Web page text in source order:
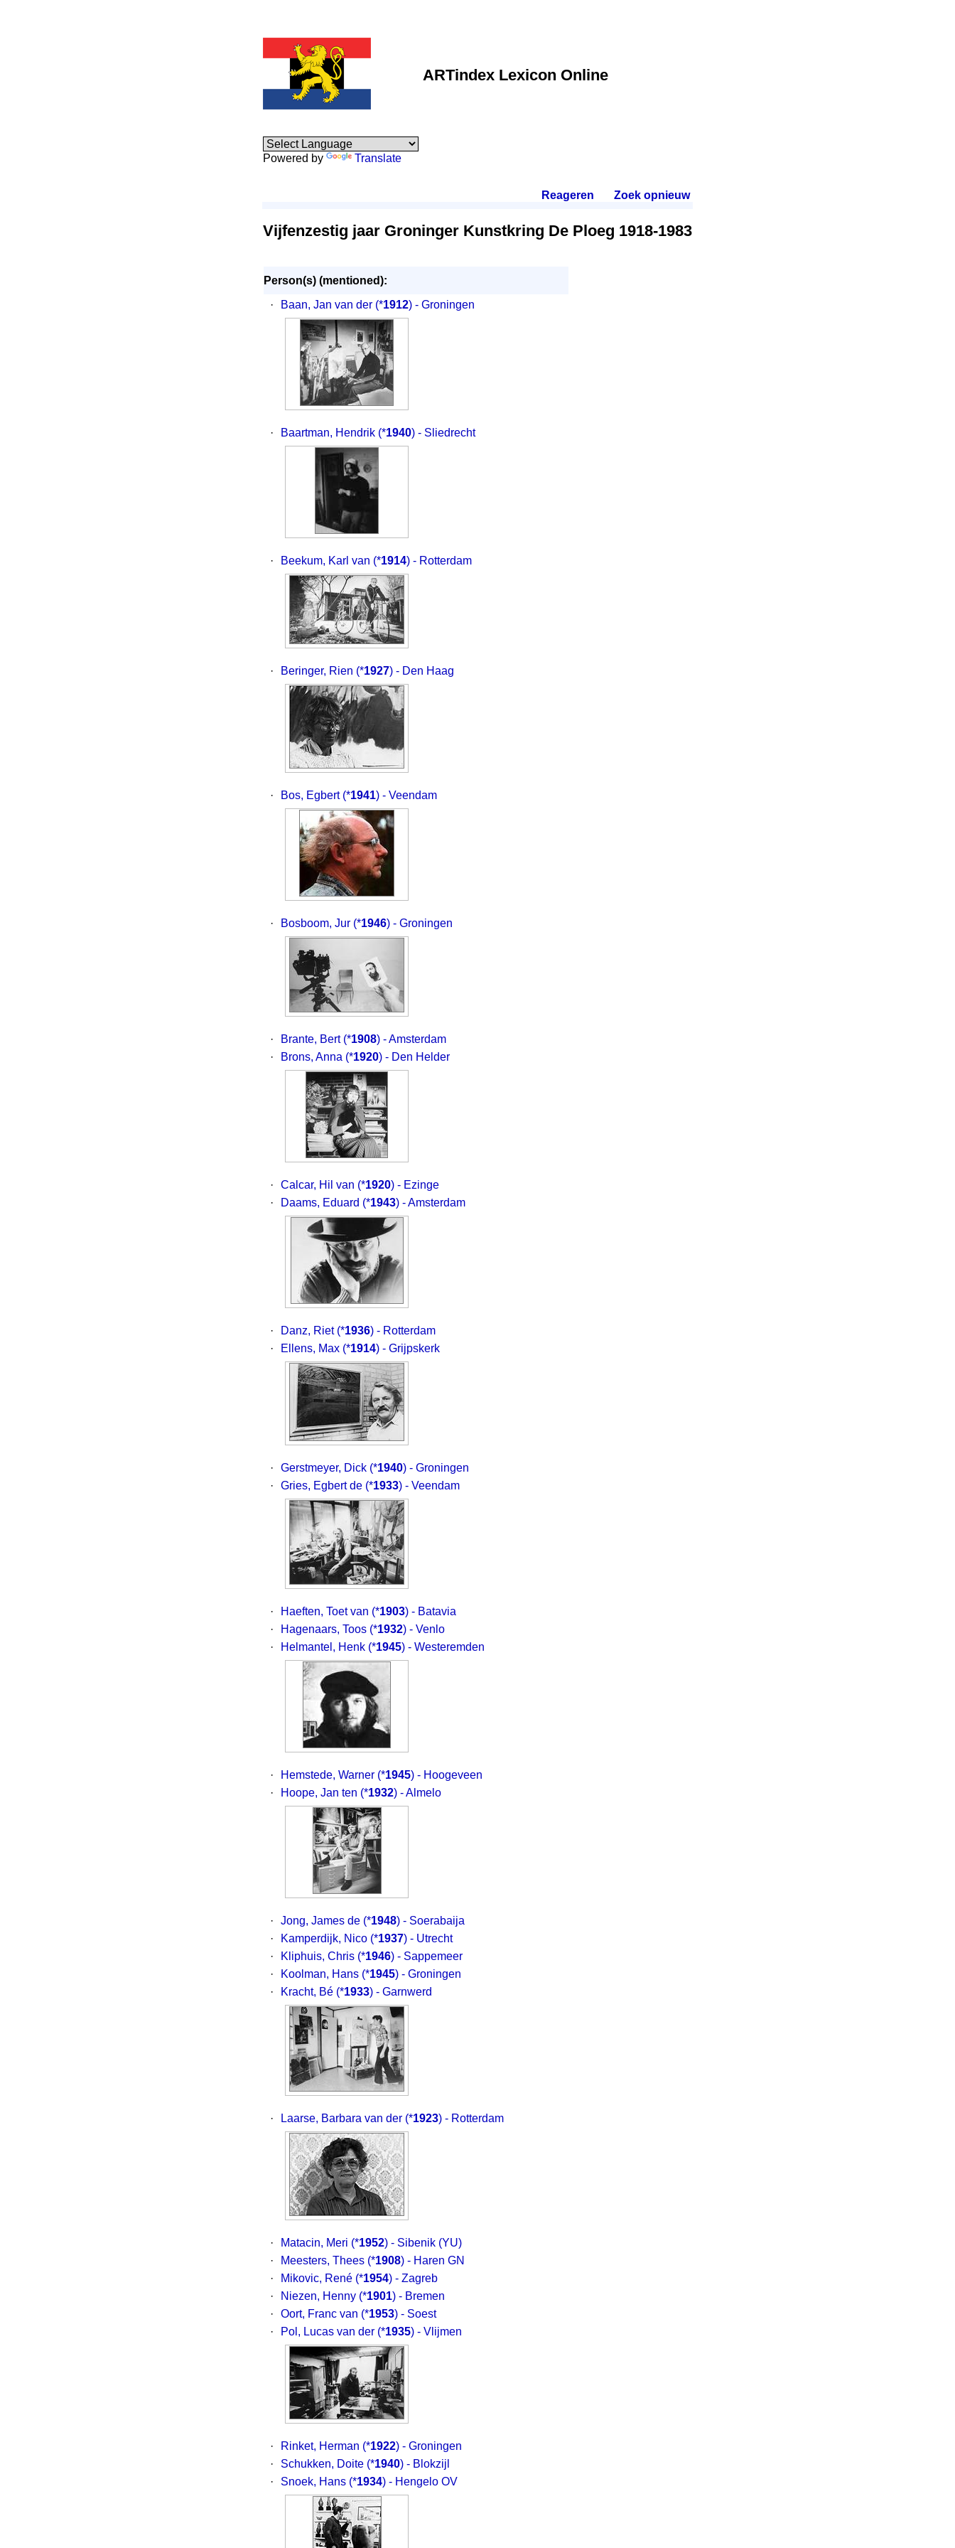
ARTindex Lexicon Online
Powered by Translate
Reageren Zoek opnieuw.
Vijfenzestig jaar Groninger Kunstkring De Ploeg 1918-1983
Person(s) (mentioned):
·
Baan, Jan van der (*1912) - Groningen
· Baartman, Hendrik (*1940) - Sliedrecht
· Beekum, Karl van (*1914) - Rotterdam
· Beringer, Rien (*1927) - Den Haag
· Bos, Egbert (*1941) - Veendam
· Bosboom, Jur (*1946) - Groningen
· Brante, Bert (*1908) - Amsterdam
·
Brons, Anna (*1920) - Den Helder
· Calcar, Hil van (*1920) - Ezinge
·
Daams, Eduard (*1943) - Amsterdam
· Danz, Riet (*1936) - Rotterdam
·
Ellens, Max (*1914) - Grijpskerk
· Gerstmeyer, Dick (*1940) - Groningen
·
Gries, Egbert de (*1933) - Veendam
· Haeften, Toet van (*1903) - Batavia
·
Hagenaars, Toos (*1932) - Venlo
·
Helmantel, Henk (*1945) - Westeremden
· Hemstede, Warner (*1945) - Hoogeveen
·
Hoope, Jan ten (*1932) - Almelo
· Jong, James de (*1948) - Soerabaija
·
Kamperdijk, Nico (*1937) - Utrecht
·
Kliphuis, Chris (*1946) - Sappemeer
·
Koolman, Hans (*1945) - Groningen
·
Kracht, Bé (*1933) - Garnwerd
· Laarse, Barbara van der (*1923) - Rotterdam
· Matacin, Meri (*1952) - Sibenik (YU)
·
Meesters, Thees (*1908) - Haren GN
·
Mikovic, René (*1954) - Zagreb
·
Niezen, Henny (*1901) - Bremen
·
Oort, Franc van (*1953) - Soest
·
Pol, Lucas van der (*1935) - Vlijmen
· Rinket, Herman (*1922) - Groningen
·
Schukken, Doite (*1940) - Blokzijl
·
Snoek, Hans (*1934) - Hengelo OV